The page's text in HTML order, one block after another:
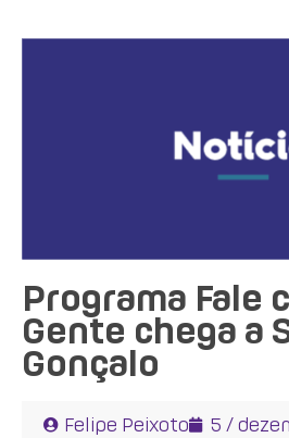
Programa Fale
Gente chega a
Gonçalo
Felipe Peixoto
5 /